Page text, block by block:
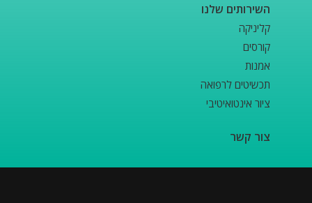
השירותים שלנו
קליניקה
קורסים
אמנות
תכשיטים לרפואה
ציור אינטואיטיבי
צור קשר